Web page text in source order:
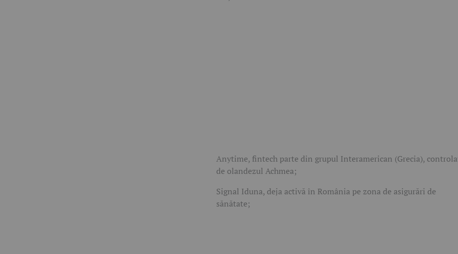
Anytime, fintech parte din grupul Interamerican (Grecia),
de olandezul Achmea;
Signal Iduna, deja activă în România pe zona de asigurări de
sănătate;